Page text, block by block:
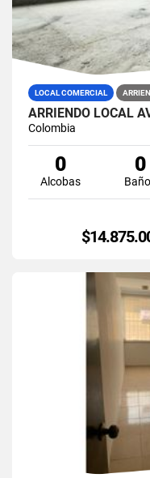
LOCAL COMERCIAL
ARRIENDO LOCAL
Colombia
0
Alcobas
0